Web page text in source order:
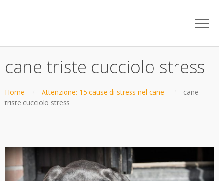
cane triste cucciolo stress
Home Attenzione: 15 cause di stress nel cane
cane
triste cucciolo stress